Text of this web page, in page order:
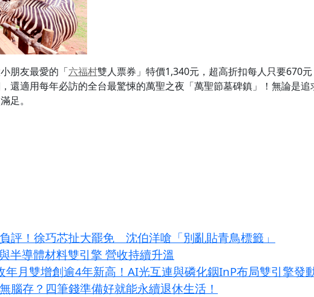
朋友最愛的「六福村雙人票券」特價1,340元，超高折扣每人只要670
還適用每年必訪的全台最驚悚的萬聖之夜「萬聖節墓碑鎮」！無論是
足。
評！徐巧芯扯大罷免 沈伯洋嗆「別亂貼青鳥標籤」
半導體材料雙引擎 營收持續升溫
年月雙增創逾4年新高！AI光互連與磷化銦InP布局雙引擎發
腦存？四筆錢準備好就能永續退休生活！